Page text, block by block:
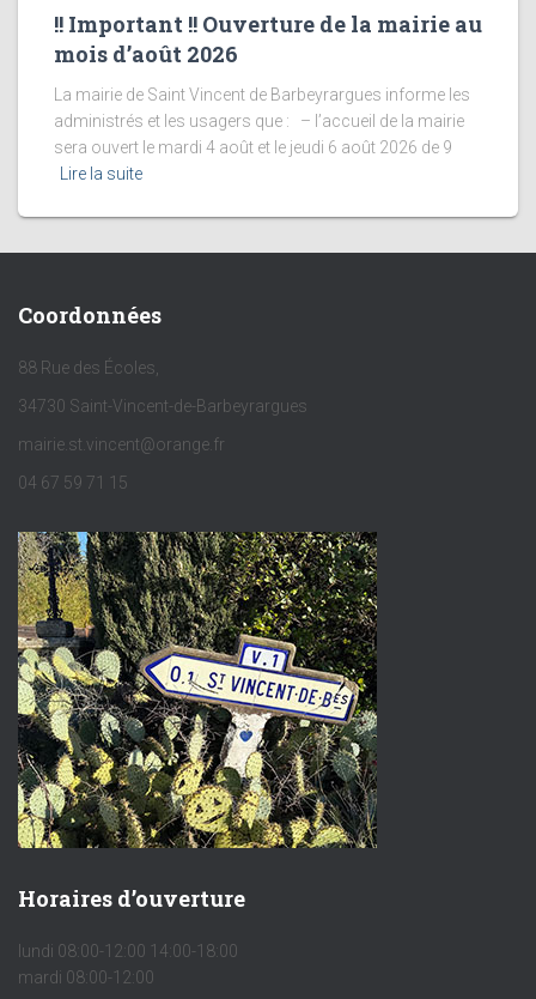
!! Important !! Ouverture de la mairie au
mois d’août 2026
La mairie de Saint Vincent de Barbeyrargues informe les
administrés et les usagers que : – l’accueil de la mairie
sera ouvert le mardi 4 août et le jeudi 6 août 2026 de 9
Lire la suite
Coordonnées
88 Rue des Écoles,
34730 Saint-Vincent-de-Barbeyrargues
mairie.st.vincent@orange.fr
04 67 59 71 15
Horaires d’ouverture
lundi 08:00-12:00 14:00-18:00
mardi 08:00-12:00